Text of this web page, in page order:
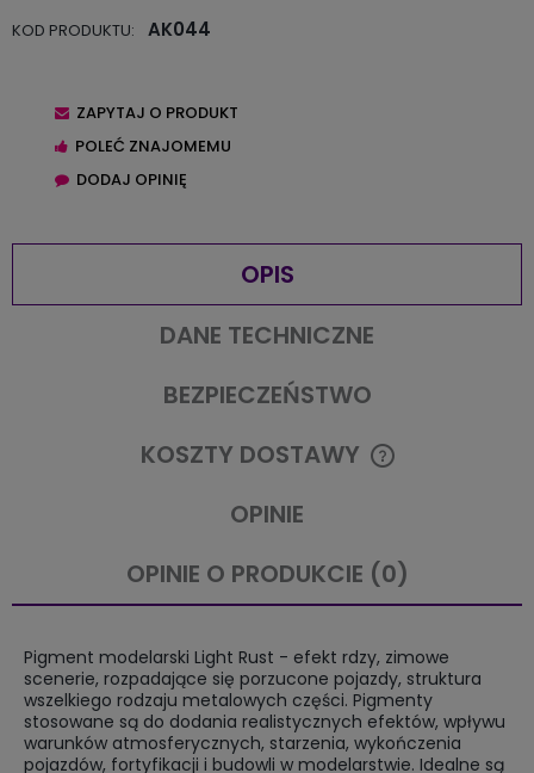
KOD PRODUKTU: AK044
ZAPYTAJ O PRODUKT
POLEĆ ZNAJOMEMU
DODAJ OPINIĘ
OPIS
DANE TECHNICZNE
BEZPIECZEŃSTWO
KOSZTY DOSTAWY
CENA NIE ZAWIERA EWENTUALNYCH KOSZTÓW PŁATNOŚCI
OPINIE
OPINIE O PRODUKCIE (0)
Pigment modelarski Light Rust - efekt rdzy, zimowe
scenerie, rozpadające się porzucone pojazdy, struktura
wszelkiego rodzaju metalowych części. Pigmenty
stosowane są do dodania realistycznych efektów, wpływu
warunków atmosferycznych, starzenia, wykończenia
pojazdów, fortyfikacji i budowli w modelarstwie. Idealne są